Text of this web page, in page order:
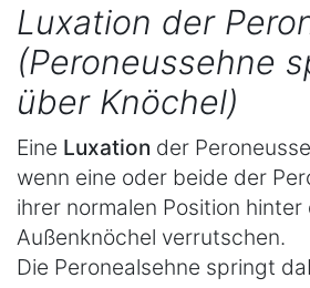
Luxation der
(Peroneussehne
über Knöchel)
Eine Luxation der
wenn eine oder beide der
ihrer normalen Position hinter
Außenknöchel verrutschen.
Die Peronealsehne springt